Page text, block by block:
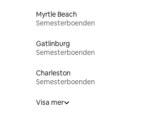
Myrtle Beach
Semesterboenden
Gatlinburg
Semesterboenden
Charleston
Semesterboenden
Visa mer